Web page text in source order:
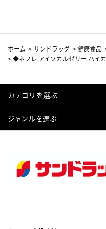
ホーム >サンドラッグ >健康食品
>◆ネフレ アイソカルゼリー ハイ
カテゴリを選ぶ
ジャンルを選ぶ